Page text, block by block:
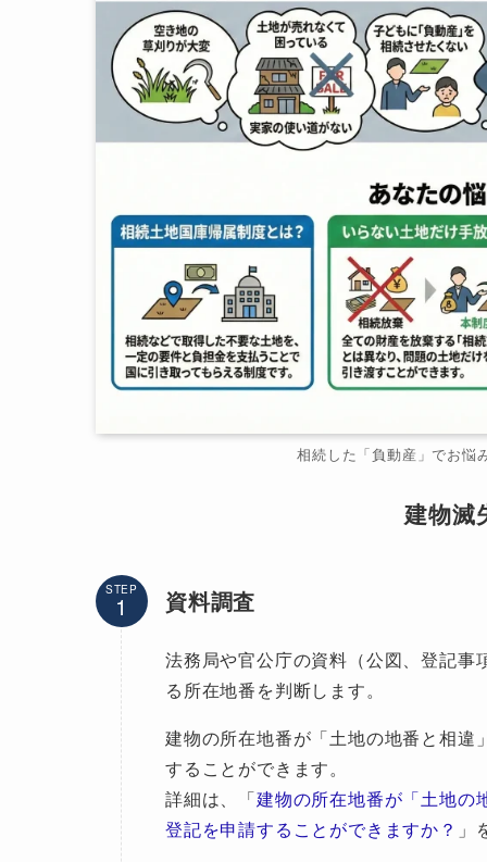
相続した「負動産」でお悩
建物滅
STEP 資料調査
法務局や官公庁の資料（公図、登記
る所在地番を判断します。
建物の所在地番が「土地の地番と相
することができます。
詳細は、「建物の所在地番が「土地の
登記を申請することができますか？ 」